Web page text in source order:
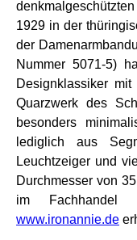
1929 in der
der
Nummer 5071-5)
Designklassiker
Quarzwerk des
besonders
lediglich aus
Leuchtzeiger und
Durchmesser von
im Fachhandel
www.ironannie.de